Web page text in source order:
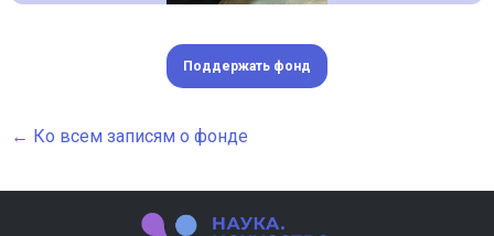
Поддержать фонд
← Ко всем записям о фонде